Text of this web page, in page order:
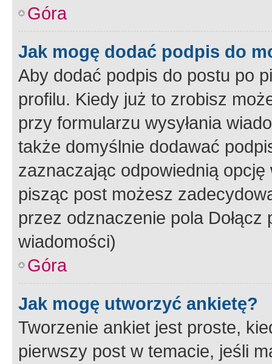
Góra
Jak mogę dodać podpis do
Aby dodać podpis do postu po
profilu. Kiedy już to zrobisz
przy formularzu wysyłania
także domyślnie dodawać
zaznaczając odpowiednią
pisząc post możesz
przez odznaczenie pola
wiadomości)
Góra
Jak mogę utworzyć ankietę?
Tworzenie ankiet jest proste,
pierwszy post w temacie, jeśli